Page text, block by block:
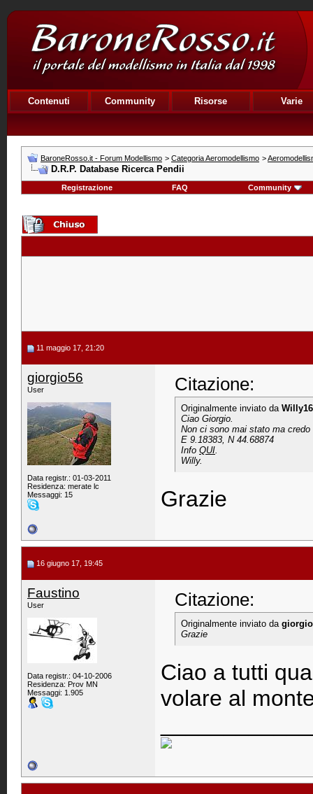
Contenuti Community Risorse Varie
BaroneRosso.it - Forum Modellismo > Categoria Aeromodellismo >
D.R.P. Database Ricerca Pendii
Registrazione FAQ Community
11 maggio 17, 21:20
giorgio56
User
Data registr.: 01-03-2011
Residenza: merate lc
Messaggi: 15
Citazione:
Originalmente inviato da
Ciao Giorgio.
Non ci sono mai stato ma
E 9.18383, N 44.68874
Info QUI.
Willy.
Grazie
16 giugno 17, 19:45
Faustino
User
Data registr.: 04-10-2006
Residenza: Prov MN
Messaggi: 1.905
Citazione:
Originalmente inviato da
Grazie
Ciao a tutti
volare al